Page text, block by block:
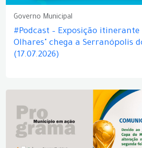
Governo Municipal
#Podcast – Exposição itinerante
Olhares" chega a Serranópolis
(17.07.2026)